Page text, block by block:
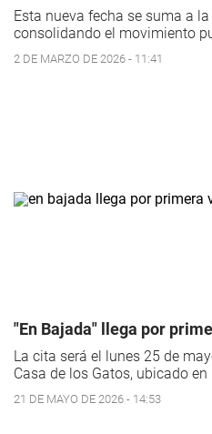
Esta nueva fecha se suma a
consolidando el movimiento
2 DE MARZO DE 2026 - 11:41
"En Bajada" llega por
La cita será el lunes 25 de
Casa de los Gatos, ubicado
21 DE MAYO DE 2026 - 14:53